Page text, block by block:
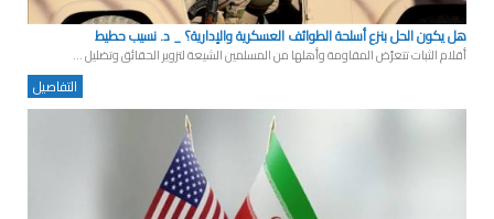
هل يكون الحل بنزع أسلحة الطوائف العسكرية والإدارية؟ _ د. نسيب حطيط
أقلام الثبات تتعرّض المقاومة وأهلها من المسلمين الشيعة لتزوير الحقائق وتضليل ...
التفاصيل